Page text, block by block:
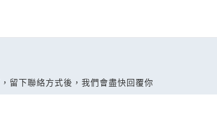
留下聯絡方式後，我們會盡快回覆你